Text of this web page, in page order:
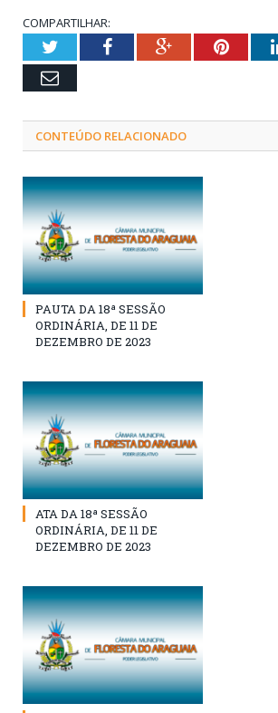
COMPARTILHAR:
TwitterFacebookGoogle+
Email
CONTEÚDO RELACIONADO
PAUTA DA 18ª SESSÃO
ORDINÁRIA, DE 11 DE
DEZEMBRO DE 2023
ATA DA 18ª SESSÃO
ORDINÁRIA, DE 11 DE
DEZEMBRO DE 2023